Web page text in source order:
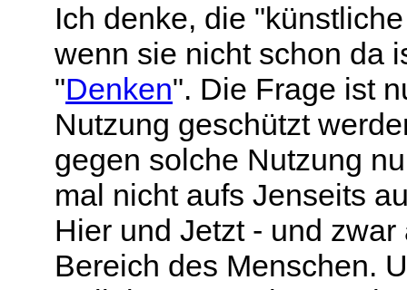
Ich denke, die
wenn sie nicht schon da
"Denken". Die Frage ist
Nutzung geschützt
gegen solche Nutzung
mal nicht aufs Jenseits
Hier und Jetzt - und
Bereich des Menschen.